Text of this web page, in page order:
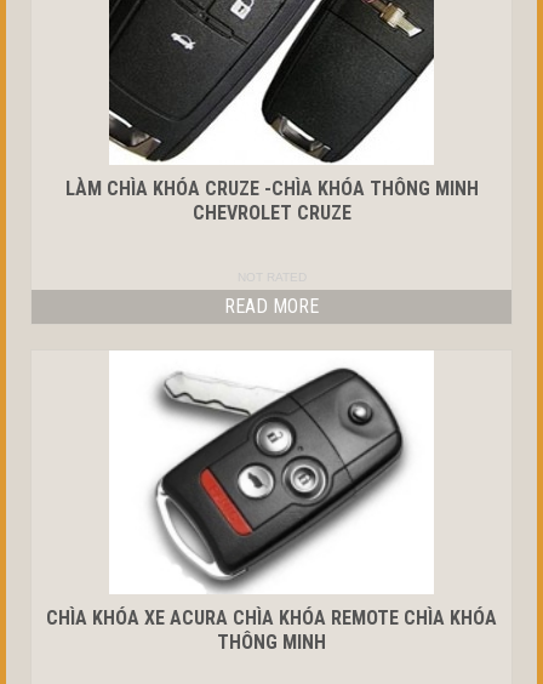
LÀM CHÌA KHÓA CRUZE -CHÌA KHÓA THÔNG MINH
CHEVROLET CRUZE
NOT RATED
READ MORE
CHÌA KHÓA XE ACURA CHÌA KHÓA REMOTE CHÌA KHÓA
THÔNG MINH